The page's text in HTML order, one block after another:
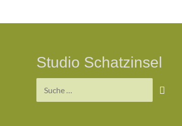
Studio Schatzinsel